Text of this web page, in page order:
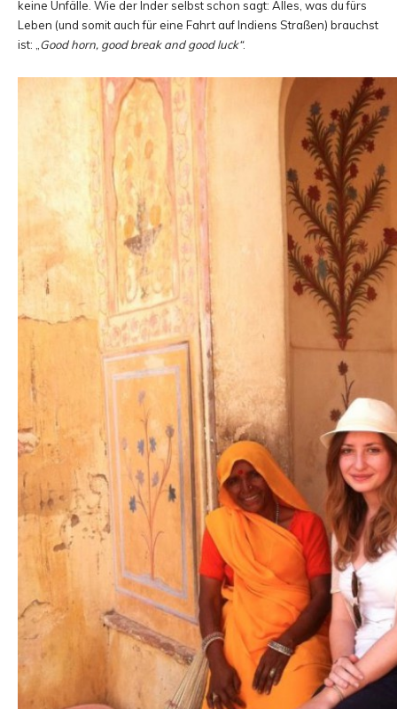
keine Unfälle. Wie der Inder selbst schon sagt: Alles, was du fürs
Leben (und somit auch für eine Fahrt auf Indiens Straßen) brauchst
ist: „ Good horn, good break and good luck“.